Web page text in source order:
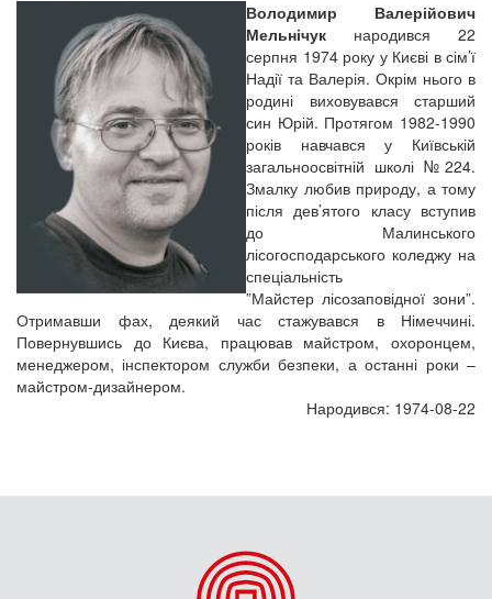
Володимир Валерійович
Мельнічук народився 22
серпня 1974 року у Києві в сім’ї
Надії та Валерія. Окрім нього в
родині виховувався старший
син Юрій. Протягом 1982-1990
років навчався у Київській
загальноосвітній школі №224.
Змалку любив природу, а тому
після дев’ятого класу вступив
до Малинського
лісогосподарського коледжу на
спеціальність
”Майстер лісозаповідної зони”.
Отримавши фах, деякий час стажувався в Німеччині.
Повернувшись до Києва, працював майстром, охоронцем,
менеджером, інспектором служби безпеки, а останні роки –
майстром-дизайнером.
Народився: 1974-08-22